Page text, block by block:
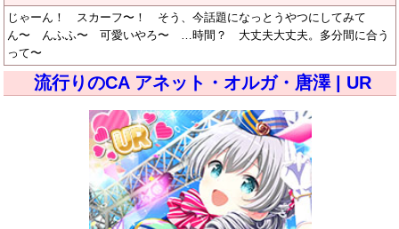
じゃーん！ スカーフ〜！ そう、今話題になっとうやつにしてみて
ん〜 んふふ〜 可愛いやろ〜 …時間？ 大丈夫大丈夫。多分間に合う
って〜
流行りのCA アネット・オルガ・唐澤 | UR